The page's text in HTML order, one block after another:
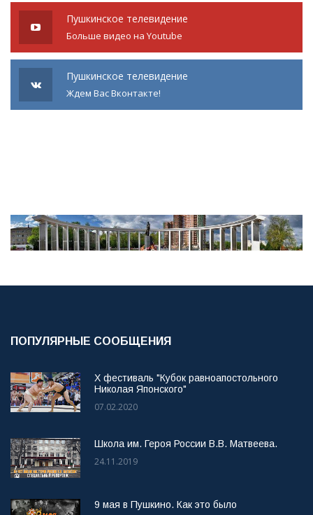
Пушкинское телевидение
Больше видео на Youtube
Пушкинское телевидение
Ждем Вас Вконтакте!
ПОПУЛЯРНЫЕ СООБЩЕНИЯ
X фестиваль "Кубок равноапостольного
Николая Японского"
07.02.2020
Школа им. Героя России В.В. Матвеева.
24.11.2019
9 мая в Пушкино. Как это было